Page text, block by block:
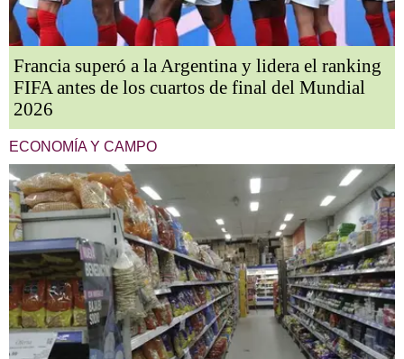
Francia superó a la Argentina y lidera el ranking
FIFA antes de los cuartos de final del Mundial
2026
ECONOMÍA Y CAMPO